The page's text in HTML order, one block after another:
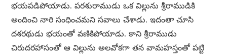
భయపడిపోయాడు. పరశురాముడు ఒక విల్లును శ్రీరాముడికి
అందించి నారి సంధించమని సవాలు చేశాడు. ఇదంతా చూసి
దశరథుడు భయంతో వణికిపోయాడు. కాని శ్రీరాముడు
చిరుదరహాసంతో ఆ విల్లును అలవోకగా తన వామహస్తంతో పట్టి